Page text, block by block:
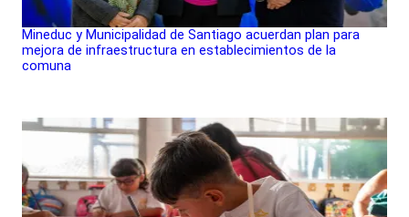
Mineduc y Municipalidad de Santiago acuerdan plan para
mejora de infraestructura en establecimientos de la
comuna